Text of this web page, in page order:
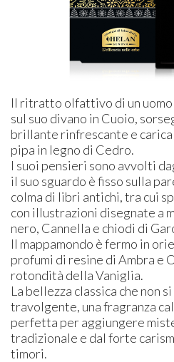
​Il ritratto olfattivo di un
sul suo divano in Cuoio,
brillante rinfrescante e carica
pipa in legno di Cedro.
​I suoi pensieri sono avvolti
il suo sguardo è fisso sulla
colma di libri antichi, tra cui
con illustrazioni disegnate a
nero, Cannella e chiodi di
​Il mappamondo è fermo in
profumi di resine di Ambra e
rotondità della Vaniglia.
​La bellezza classica che non
travolgente, una fragranza
perfetta per aggiungere
tradizionale e dal forte
timori.